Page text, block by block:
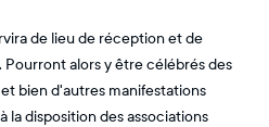
de lieu de réception et de
alors y être célébrés des
bien d'autres manifestations
la disposition des associations